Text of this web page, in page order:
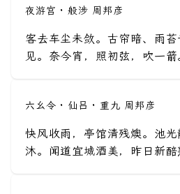
夜游宫 · 般涉 周邦彦
客去车尘未敛。古帘暗、雨
见。奈今宵，照初弦，吹一
六幺令 · 仙吕 · 重九 周邦彦
快风收雨，亭馆清残燠。池
沐。闻道宜城酒美，昨日新